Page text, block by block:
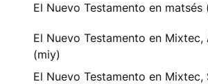
El Nuevo Testamento en matsés
El Nuevo Testamento en Mixtec,
(miy)
El Nuevo Testamento en Mixtec,